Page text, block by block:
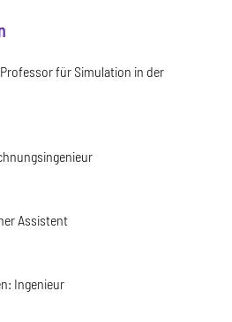
für Simulation in der
Assistent
Ingenieur